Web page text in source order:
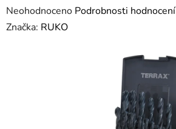
Průměrné
hodnocení
Neohodnoceno Podrobnosti hodnocení
Značka: RUKO